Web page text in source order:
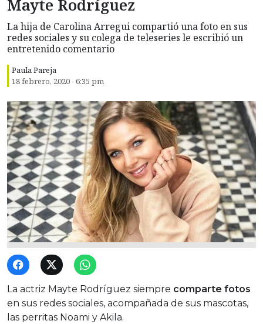
Mayte Rodríguez
La hija de Carolina Arregui compartió una foto en sus
redes sociales y su colega de teleseries le escribió un
entretenido comentario
Paula Pareja
18 febrero, 2020 - 6:35 pm
La actriz Mayte Rodríguez siempre comparte fotos
en sus redes sociales, acompañada de sus mascotas,
las perritas Noami y Akila.